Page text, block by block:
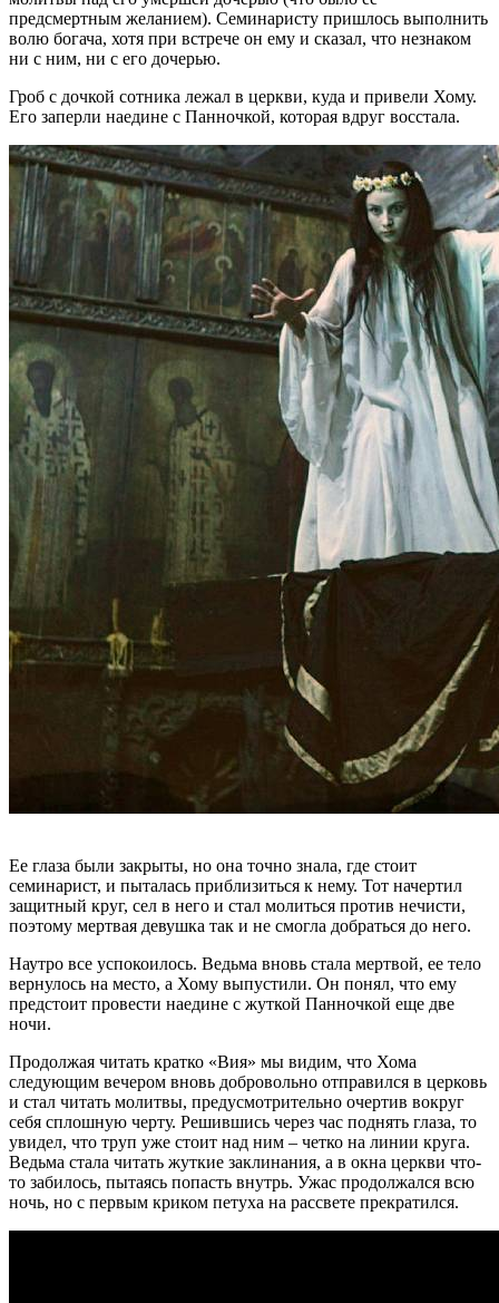
предсмертным желанием). Семинаристу пришлось выполнить
волю богача, хотя при встрече он ему и сказал, что незнаком
ни с ним, ни с его дочерью.
Гроб с дочкой сотника лежал в церкви, куда и привели Хому.
Его заперли наедине с Панночкой, которая вдруг восстала.
Ее глаза были закрыты, но она точно знала, где стоит
семинарист, и пыталась приблизиться к нему. Тот начертил
защитный круг, сел в него и стал молиться против нечисти,
поэтому мертвая девушка так и не смогла добраться до него.
Наутро все успокоилось. Ведьма вновь стала мертвой, ее тело
вернулось на место, а Хому выпустили. Он понял, что ему
предстоит провести наедине с жуткой Панночкой еще две
ночи.
Продолжая читать кратко «Вия» мы видим, что Хома
следующим вечером вновь добровольно отправился в церковь
и стал читать молитвы, предусмотрительно очертив вокруг
себя сплошную черту. Решившись через час поднять глаза, то
увидел, что труп уже стоит над ним – четко на линии круга.
Ведьма стала читать жуткие заклинания, а в окна церкви что-
то забилось, пытаясь попасть внутрь. Ужас продолжался всю
ночь, но с первым криком петуха на рассвете прекратился.